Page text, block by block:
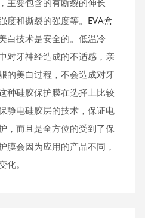
和撕裂的强度等。 EVA盒
白技术是安全的。低温冷
对牙神经造成的不适感，亲
的美白过程，不会造成对牙
种硅胶保护膜在选择上比较
静电硅胶层的技术，保证电
，而且是全方位的受到了保
膜会因为应用的产品不同，
。